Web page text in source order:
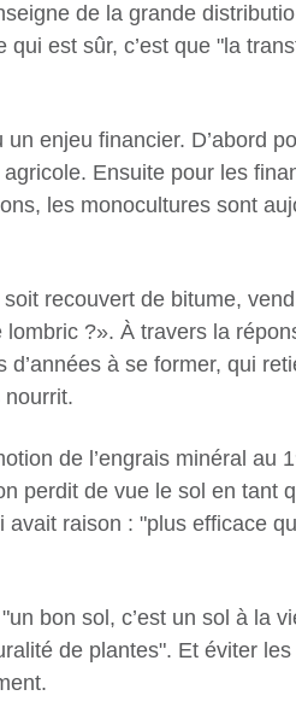
de la grande
est sûr, c’est que "la
enjeu financier. D’abord
Ensuite pour les
les monocultures sont
recouvert de bitume,
?». À travers la
à se former, qui
nourrit.
de l’engrais minéral au
perdit de vue le sol en tant
raison : "plus efficace
bon sol, c’est un sol à la
de plantes". Et éviter